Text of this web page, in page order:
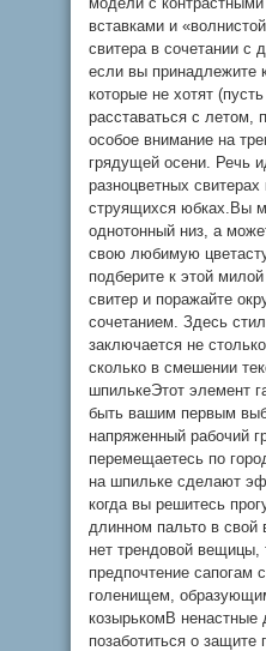
вставками и
свитера в сочетании
если вы принадлежите
которые не хотят
расставаться с летом,
особое внимание на
грядущей осени. Речь
разноцветных
струящихся юбках.Вы
однотонный низ, а
свою любимую
подберите к этой
свитер и поражайте
сочетанием. Здесь
заключается не
сколько в смешении
шпилькеЭтот элемент
быть вашим первым
напряженный рабочий
перемещаетесь по
на шпильке сделают
когда вы решитесь
длинном пальто в
нет трендовой вещицы,
предпочтение сапогам
голенищем,
козырькомВ ненастные
позаботиться о